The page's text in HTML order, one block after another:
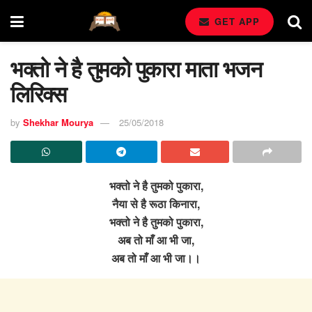
GET APP
भक्तो ने है तुमको पुकारा माता भजन
लिरिक्स
by Shekhar Mourya 25/05/2018
भक्तो ने है तुमको पुकारा,
नैया से है रूठा किनारा,
भक्तो ने है तुमको पुकारा,
अब तो माँ आ भी जा,
अब तो माँ आ भी जा।।